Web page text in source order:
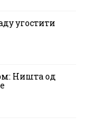
угостити
Ништа од